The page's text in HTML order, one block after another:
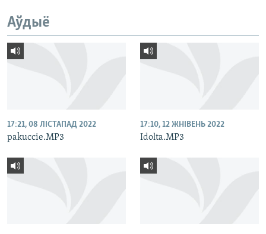
Аўдыё
17:21, 08 ЛІСТАПАД 2022
pakuccie.MP3
17:10, 12 ЖНІВЕНЬ 2022
Idolta.MP3